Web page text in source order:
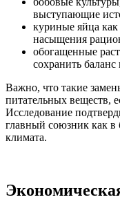
выступающие
куриные яйца
насыщения
обогащенные
сохранить
Важно, что такие
питательных веществ,
Исследование
главный союзник как в
климата.